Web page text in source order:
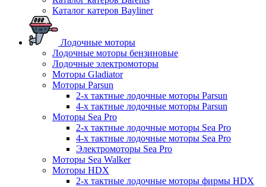
Каталог катеров Bayliner
Лодочные моторы
Лодочные моторы бензиновые
Лодочные электромоторы
Моторы Gladiator
Моторы Parsun
2-х тактные лодочные моторы Parsun
4-х тактные лодочные моторы Parsun
Моторы Sea Pro
2-х тактные лодочные моторы Sea Pro
4-х тактные лодочные моторы Sea Pro
Электромоторы Sea Pro
Моторы Sea Walker
Моторы HDX
2-х тактные лодочные моторы фирмы HDX